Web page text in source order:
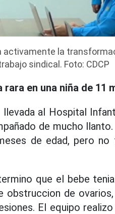
activamente la
sindical. Foto: CDCP
en una niña de 11
llevada al Hospital
de mucho
de edad, pero no
que el bebe tenia
de ovarios,
El equipo realizo